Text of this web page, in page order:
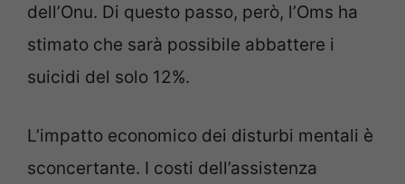
dell’Onu. Di questo passo, però, l’Oms ha
stimato che sarà possibile abbattere i
suicidi del solo 12%.
L’impatto economico dei disturbi mentali è
sconcertante. I costi dell’assistenza